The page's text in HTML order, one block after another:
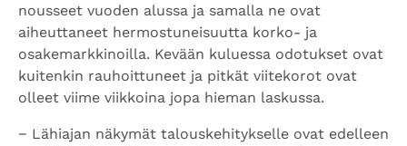
nousseet vuoden alussa ja samalla ne ovat
aiheuttaneet hermostuneisuutta korko- ja
osakemarkkinoilla. Kevään kuluessa odotukset ovat
kuitenkin rauhoittuneet ja pitkät viitekorot ovat
olleet viime viikkoina jopa hieman laskussa.
− Lähiajan näkymät talouskehitykselle ovat edelleen